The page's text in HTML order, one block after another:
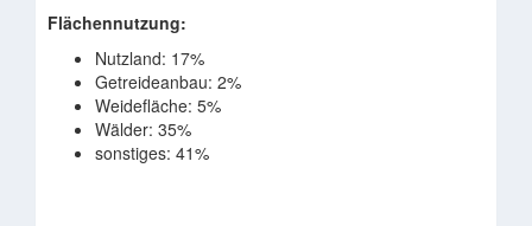
Flächennutzung:
Nutzland: 17%
Getreideanbau: 2%
Weidefläche: 5%
Wälder: 35%
sonstiges: 41%